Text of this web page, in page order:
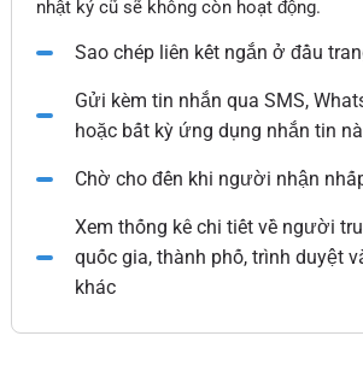
nhật ký cũ sẽ không còn hoạt động.
Sao chép liên kết ngắn ở đầu
Gửi kèm tin nhắn qua SMS,
hoặc bất kỳ ứng dụng nhắn tin
Chờ cho đến khi người nhận
Xem thống kê chi tiết về người
quốc gia, thành phố, trình duyệt
khác